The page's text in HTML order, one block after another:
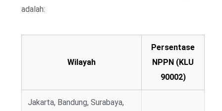
adalah:
Wilayah
Persentase
NPPN (KLU
90002)
Jakarta, Bandung, Surabaya,